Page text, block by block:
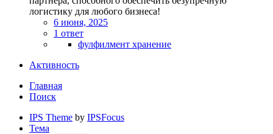
логистику для любого бизнеса!
6 июня, 2025
1 ответ
фулфилмент хранение
Активность
Главная
Поиск
IPS Theme by IPSFocus
Тема